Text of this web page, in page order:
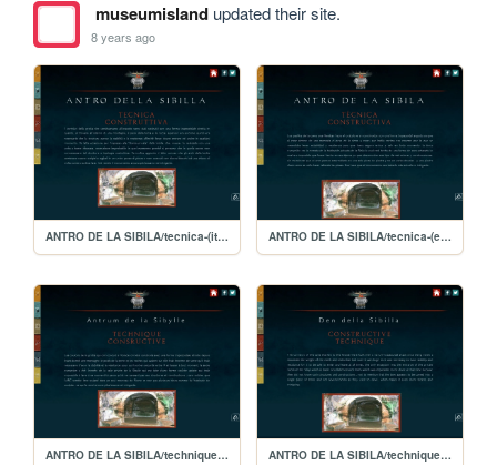
museumislandupdated their site.
8 years ago
ANTRO DE LA SIBILA/tecnica-(italiano) ANTRO DE LA SIBILA/tecnica-(español)
ANTRO DE LA SIBILA/technique-(français) ANTRO DE LA SIBILA/technique-(english)